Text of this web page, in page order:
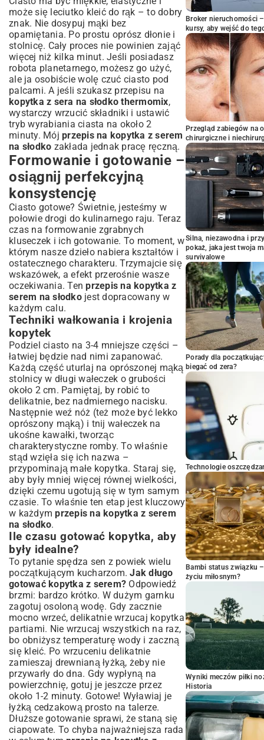
może się leciutko kleić do rąk – to dobry
znak. Nie dosypuj mąki bez
opamiętania. Po prostu oprósz dłonie i
stolnicę. Cały proces nie powinien zająć
więcej niż kilka minut. Jeśli posiadasz
robota planetarnego, możesz go użyć,
ale ja osobiście wolę czuć ciasto pod
palcami. A jeśli szukasz przepisu na
kopytka z sera na słodko thermomix,
wystarczy wrzucić składniki i ustawić
tryb wyrabiania ciasta na około 2
minuty. Mój przepis na kopytka z serem
na słodko zakłada jednak pracę ręczną.
Formowanie i gotowanie –
osiągnij perfekcyjną
konsystencję
Ciasto gotowe? Świetnie, jesteśmy w
połowie drogi do kulinarnego raju. Teraz
czas na formowanie zgrabnych
kluseczek i ich gotowanie. To moment, w
którym nasze dzieło nabiera kształtów i
ostatecznego charakteru. Trzymajcie się
wskazówek, a efekt przerośnie wasze
oczekiwania. Tenprzepis na kopytka z
serem na słodkojest dopracowany w
każdym calu.
Techniki wałkowania i krojenia
kopytek
Podziel ciasto na 3-4 mniejsze części –
łatwiej będzie nad nimi zapanować.
Każdą część uturlaj na oprószonej mąką
stolnicy w długi wałeczek o grubości
około 2 cm. Pamiętaj, by robić to
delikatnie, bez nadmiernego nacisku.
Następnie weź nóż (też może być lekko
oprószony mąką) i tnij wałeczek na
ukośne kawałki, tworząc
charakterystyczne romby. To właśnie
stąd wzięła się ich nazwa –
przypominają małe kopytka. Staraj się,
aby były mniej więcej równej wielkości,
dzięki czemu ugotują się w tym samym
czasie. To właśnie ten etap jest kluczowy
w każdymprzepis na kopytka z serem
na słodko.
Ile czasu gotować kopytka, aby
były idealne?
To pytanie spędza sen z powiek wielu
początkującym kucharzom.Jak długo
gotować kopytka z serem? Odpowiedź
brzmi: bardzo krótko. W dużym garnku
zagotuj osoloną wodę. Gdy zacznie
mocno wrzeć, delikatnie wrzucaj kopytka
partiami. Nie wrzucaj wszystkich na raz,
bo obniżysz temperaturę wody i zaczną
się kleić. Po wrzuceniu delikatnie
zamieszaj drewnianą łyżką, żeby nie
przywarły do dna. Gdy wypłyną na
powierzchnię, gotuj je jeszcze przez
około 1-2 minuty. Gotowe! Wyławiaj je
łyżką cedzakową prosto na talerze.
Dłuższe gotowanie sprawi, że staną się
ciapowate. To chyba najważniejsza rada
Broker nieruchomości
kursy, aby wejść do
Przegląd zabiegów na
chirurgiczne i
Silna, niezawodna i
pokaż, jaka jest twoja
survivalowe
Porady dla
biegać od zera?
Technologie
Bambi status związku
życiu miłosnym?
Wyniki meczów piłki
Historia